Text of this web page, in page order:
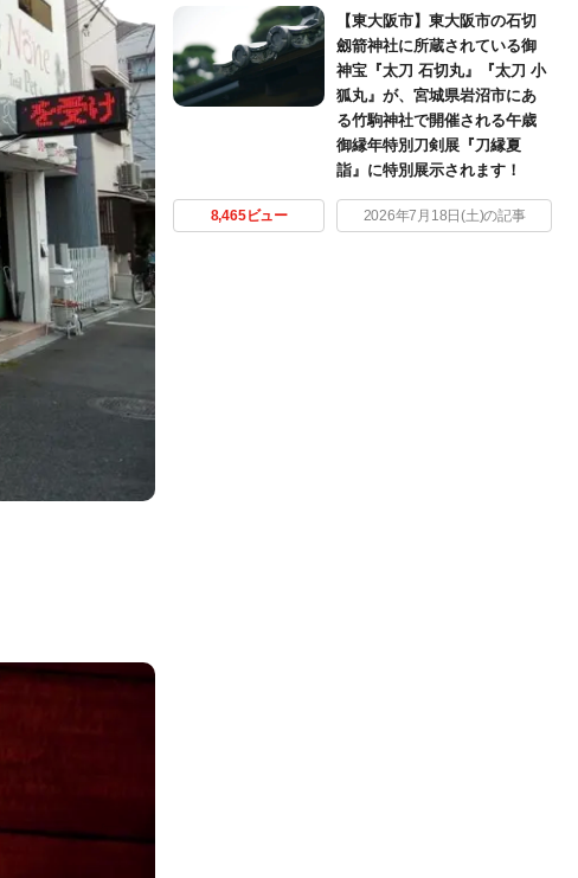
【東大阪市】東大阪市の石切
劔箭神社に所蔵されている御
神宝『太刀 石切丸』『太刀 小
狐丸』が、宮城県岩沼市にあ
る竹駒神社で開催される午歳
御縁年特別刀剣展『刀縁夏
詣』に特別展示されます！
8,465ビュー 2026年7月18日(土)の記事